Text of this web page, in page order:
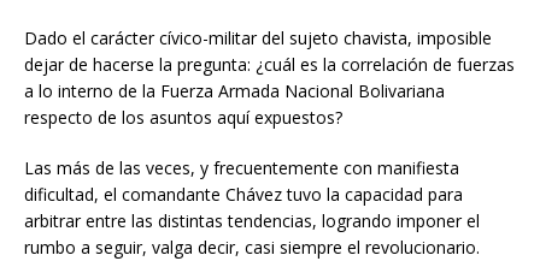
Dado el carácter cívico-militar del sujeto chavista, imposible
dejar de hacerse la pregunta: ¿cuál es la correlación de fuerzas
a lo interno de la Fuerza Armada Nacional Bolivariana
respecto de los asuntos aquí expuestos?
Las más de las veces, y frecuentemente con manifiesta
dificultad, el comandante Chávez tuvo la capacidad para
arbitrar entre las distintas tendencias, logrando imponer el
rumbo a seguir, valga decir, casi siempre el revolucionario.